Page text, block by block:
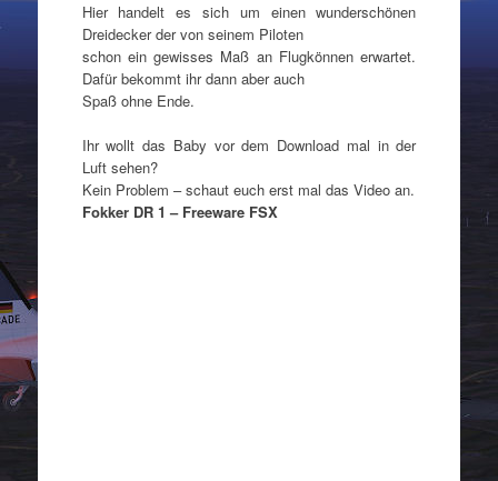
Hier handelt es sich um einen wunderschönen
Dreidecker der von seinem Piloten
schon ein gewisses Maß an Flugkönnen erwartet.
Dafür bekommt ihr dann aber auch
Spaß ohne Ende.
Ihr wollt das Baby vor dem Download mal in der
Luft sehen?
Kein Problem – schaut euch erst mal das Video an.
Fokker DR 1 – Freeware FSX